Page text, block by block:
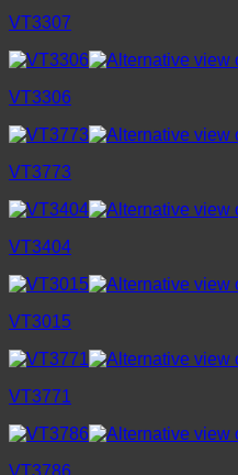
VT3307
VT3306
VT3773
VT3404
VT3015
VT3771